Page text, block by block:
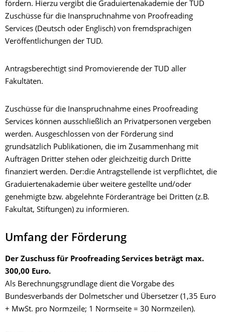
fördern. Hierzu vergibt die Graduiertenakademie der TUD
Zuschüsse für die Inanspruchnahme von Proofreading
Services (Deutsch oder Englisch) von fremdsprachigen
Veröffentlichungen der TUD.
Antragsberechtigt sind Promovierende der TUD aller
Fakultäten.
Zuschüsse für die Inanspruchnahme eines Proofreading
Services können ausschließlich an Privatpersonen vergeben
werden. Ausgeschlossen von der Förderung sind
grundsätzlich Publikationen, die im Zusammenhang mit
Aufträgen Dritter stehen oder gleichzeitig durch Dritte
finanziert werden. Der:die Antragstellende ist verpflichtet, die
Graduiertenakademie über weitere gestellte und/oder
genehmigte bzw. abgelehnte Förderanträge bei Dritten (z.B.
Fakultät, Stiftungen) zu informieren.
Umfang der Förderung
Der Zuschuss für Proofreading Services beträgt max.
300,00 Euro.
Als Berechnungsgrundlage dient die Vorgabe des
Bundesverbands der Dolmetscher und Übersetzer (1,35 Euro
+ MwSt. pro Normzeile; 1 Normseite = 30 Normzeilen).